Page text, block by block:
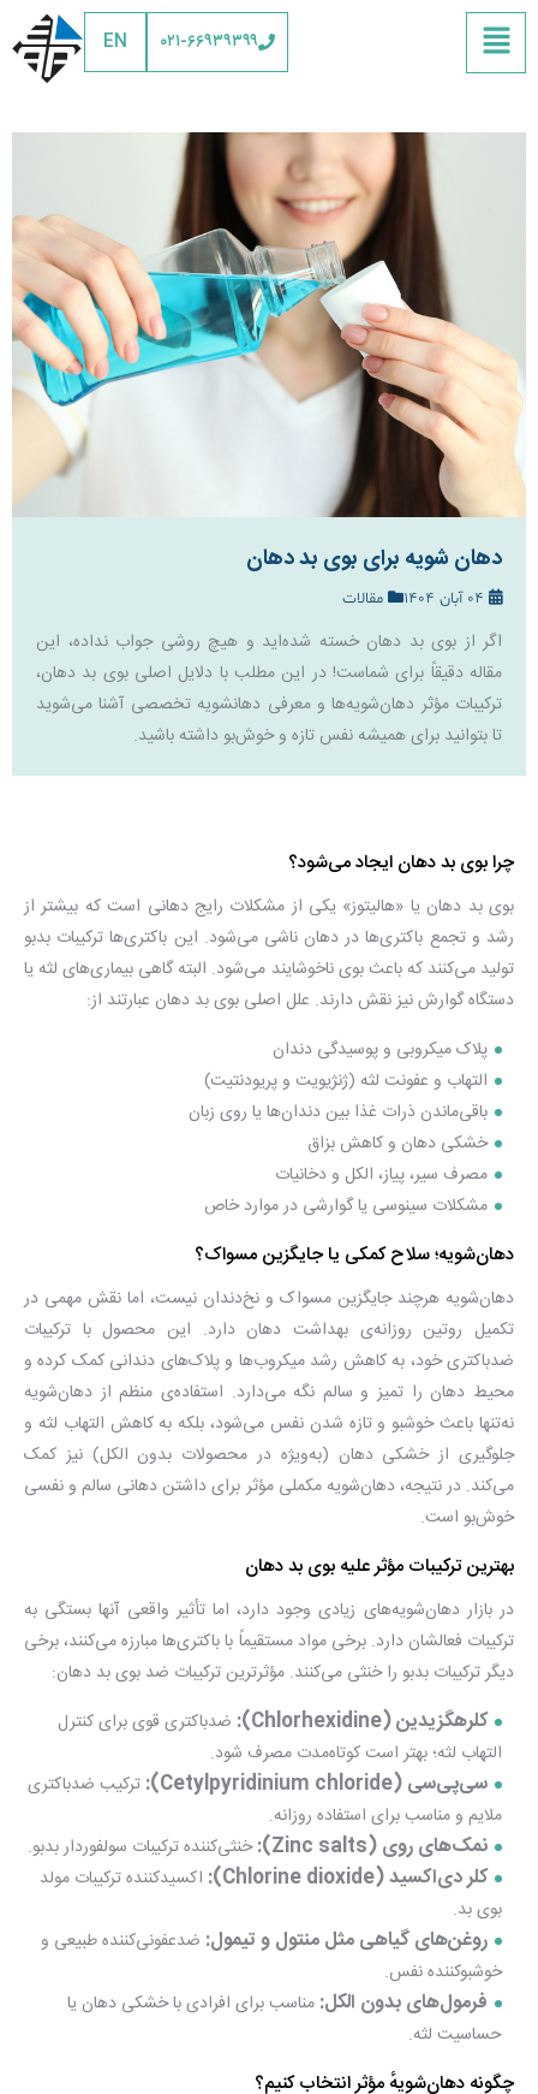
EN ۰۲۱-۶۶۹۳۹۳۹۹
دهان شویه برای بوی بد دهان
مقالات
اگر از بوی بد دهان خسته شده‌اید و هیچ روشی جواب نداده، این
مقاله دقیقاً برای شماست! در این مطلب با دلایل اصلی بوی بد دهان،
ترکیبات مؤثر دهان‌شویه‌ها و معرفی دهانشویه تخصصی آشنا می‌شوید
تا بتوانید برای همیشه نفس تازه و خوش‌بو داشته باشید.
چرا بوی بد دهان ایجاد می‌شود؟
بوی بد دهان یا «هالیتوز» یکی از مشکلات رایج دهانی است که بیشتر از
رشد و تجمع باکتری‌ها در دهان ناشی می‌شود. این باکتری‌ها ترکیبات بدبو
تولید می‌کنند که باعث بوی ناخوشایند می‌شود. البته گاهی بیماری‌های لثه یا
دستگاه گوارش نیز نقش دارند. علل اصلی بوی بد دهان عبارتند از:
پلاک میکروبی و پوسیدگی دندان
التهاب و عفونت لثه (ژنژیویت و پریودنتیت)
باقی‌ماندن ذرات غذا بین دندان‌ها یا روی زبان
خشکی دهان و کاهش بزاق
مصرف سیر، پیاز، الکل و دخانیات
مشکلات سینوسی یا گوارشی در موارد خاص
دهان‌شویه؛ سلاح کمکی یا جایگزین مسواک؟
دهان‌شویه هرچند جایگزین مسواک و نخ‌دندان نیست، اما نقش مهمی در
تکمیل روتین روزانه‌ی بهداشت دهان دارد. این محصول با ترکیبات
ضدباکتری خود، به کاهش رشد میکروب‌ها و پلاک‌های دندانی کمک کرده و
محیط دهان را تمیز و سالم نگه می‌دارد. استفاده‌ی منظم از دهان‌شویه
نه‌تنها باعث خوشبو و تازه شدن نفس می‌شود، بلکه به کاهش التهاب لثه و
جلوگیری از خشکی دهان (به‌ویژه در محصولات بدون الکل) نیز کمک
می‌کند. در نتیجه، دهان‌شویه مکملی مؤثر برای داشتن دهانی سالم و نفسی
خوش‌بو است.
بهترین ترکیبات مؤثر علیه بوی بد دهان
در بازار دهان‌شویه‌های زیادی وجود دارد، اما تأثیر واقعی آنها بستگی به
ترکیبات فعالشان دارد. برخی مواد مستقیماً با باکتری‌ها مبارزه می‌کنند، برخی
دیگر ترکیبات بدبو را خنثی می‌کنند. مؤثرترین ترکیبات ضد بوی بد دهان:
کلرهگزیدین (Chlorhexidine):
ضدباکتری قوی برای کنترل
التهاب لثه؛ بهتر است کوتاه‌مدت مصرف شود.
سی‌پی‌سی (Cetylpyridinium chloride):
ترکیب ضدباکتری
ملایم و مناسب برای استفاده روزانه.
نمک‌های روی (Zinc salts): خنثی‌کننده ترکیبات سولفوردار بدبو.
کلر دی‌اکسید (Chlorine dioxide):
اکسیدکننده ترکیبات مولد
بوی بد.
روغن‌های گیاهی مثل منتول و تیمول: ضدعفونی‌کننده طبیعی و
خوشبوکننده نفس.
فرمول‌های بدون الکل: مناسب برای افرادی با خشکی دهان یا
حساسیت لثه.
چگونه دهان‌شویهٔ مؤثر انتخاب کنیم؟